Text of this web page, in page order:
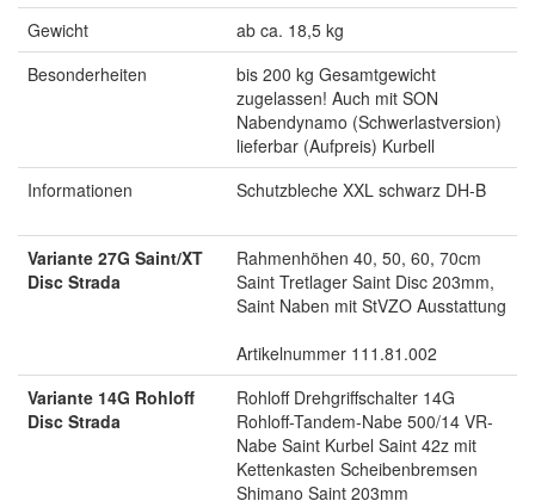
Gewicht
ab ca. 18,5 kg
Besonderheiten
bis 200 kg Gesamtgewicht
zugelassen! Auch mit SON
Nabendynamo (Schwerlastversion)
lieferbar (Aufpreis) Kurbell
Informationen
Schutzbleche XXL schwarz DH-B
Variante 27G Saint/XT
Disc Strada
Rahmenhöhen 40, 50, 60, 70cm
Saint Tretlager Saint Disc 203mm,
Saint Naben mit StVZO Ausstattung
Artikelnummer 111.81.002
Variante 14G Rohloff
Disc Strada
Rohloff Drehgriffschalter 14G
Rohloff-Tandem-Nabe 500/14 VR-
Nabe Saint Kurbel Saint 42z mit
Kettenkasten Scheibenbremsen
Shimano Saint 203mm